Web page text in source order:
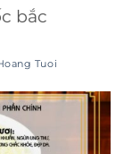
bắc
Tuoi